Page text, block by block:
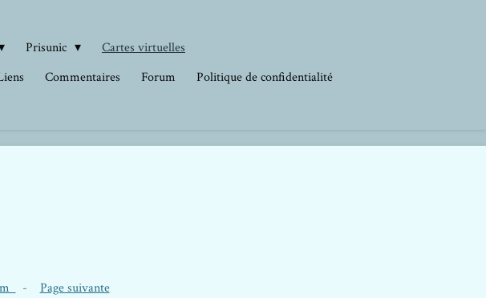
Prisunic
Cartes virtuelles
Commentaires Forum
Politique de confidentialité
- Page suivante